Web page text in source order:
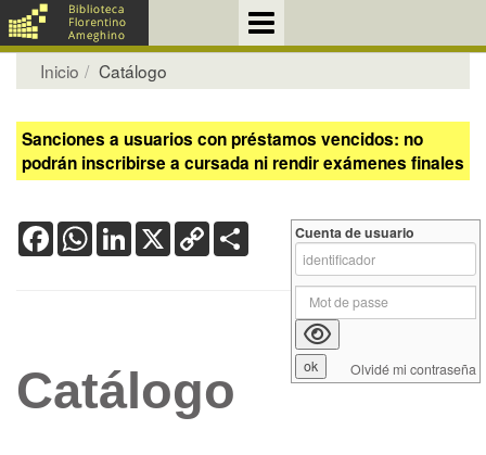
Inicio Catálogo
Sanciones a usuarios con préstamos vencidos: no
podrán inscribirse a cursada ni rendir exámenes finales
FacebookWhatsApp
LinkedIn
X Copy
Link
Catálogo
Cuenta de usuario
Olvidé mi contraseña